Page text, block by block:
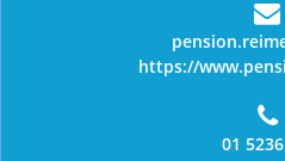
https://
01